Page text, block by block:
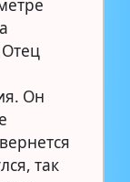
Он
так